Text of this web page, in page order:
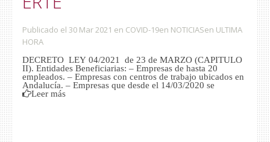
Publicado el 30 Mar 2021 en COVID-19en NOTICIASen ULTIMA
HORA
DECRETO LEY 04/2021 de 23 de MARZO (CAPITULO
II). Entidades Beneficiarias: – Empresas de hasta 20
empleados. – Empresas con centros de trabajo ubicados en
Andalucía. – Empresas que desde el 14/03/2020 se
Leer más